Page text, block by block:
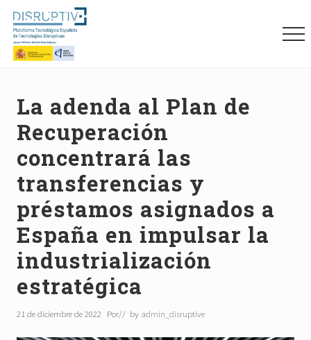
Menu
Skip
main
content
Skip
primary
sidebar
Skip
footer
La adenda al Plan de
Recuperación
concentrará las
transferencias y
préstamos asignados a
España en impulsar la
industrialización
estratégica
21 de diciembre de 2022 Por// by admin_disruptive